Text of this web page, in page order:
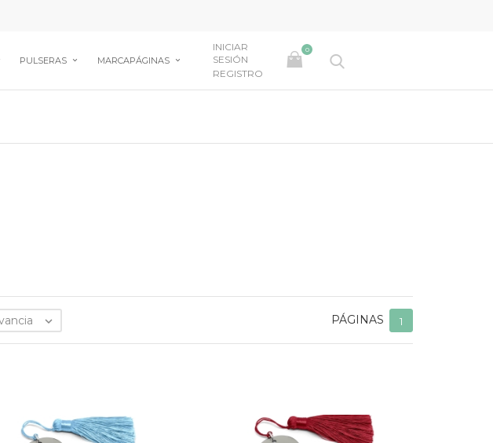
PULSERAS MARCAPÁGINAS
INICIAR
SESIÓN
REGISTRO
0
 PÁGINAS 1